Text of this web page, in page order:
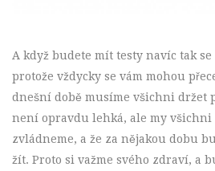
A když budete mít testy navíc tak
protože vždycky se vám mohou
dnešní době musíme všichni držet
není opravdu lehká, ale my všichni
zvládneme, a že za nějakou dobu
žít. Proto si važme svého zdraví, a